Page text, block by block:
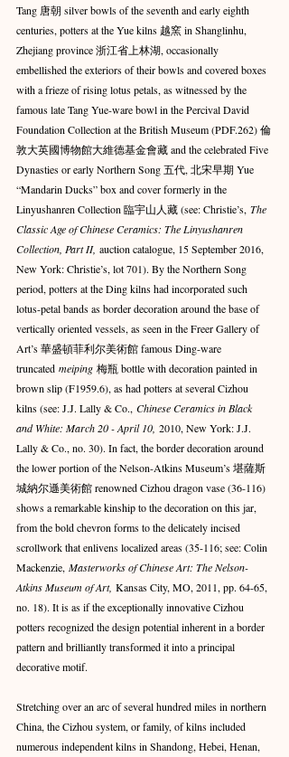
Tang 唐朝 silver bowls of the seventh and early eighth
centuries, potters at the Yue kilns 越窯 in Shanglinhu,
Zhejiang province 浙江省上林湖, occasionally
embellished the exteriors of their bowls and covered boxes
with a frieze of rising lotus petals, as witnessed by the
famous late Tang Yue-ware bowl in the Percival David
Foundation Collection at the British Museum (PDF.262) 倫
敦大英國博物館大維德基金會藏 and the celebrated Five
Dynasties or early Northern Song 五代, 北宋早期 Yue
“Mandarin Ducks” box and cover formerly in the
Linyushanren Collection 臨宇山人藏 (see: Christie’s, The
Classic Age of Chinese Ceramics: The Linyushanren
Collection, Part II, auction catalogue, 15 September 2016,
New York: Christie’s, lot 701). By the Northern Song
period, potters at the Ding kilns had incorporated such
lotus-petal bands as border decoration around the base of
vertically oriented vessels, as seen in the Freer Gallery of
Art’s 華盛頓菲利尔美術館 famous Ding-ware
truncated meiping 梅瓶 bottle with decoration painted in
brown slip (F1959.6), as had potters at several Cizhou
kilns (see: J.J. Lally & Co., Chinese Ceramics in Black
and White: March 20 - April 10, 2010, New York: J.J.
Lally & Co., no. 30). In fact, the border decoration around
the lower portion of the Nelson-Atkins Museum’s 堪薩斯
城納尔遜美術館 renowned Cizhou dragon vase (36-116)
shows a remarkable kinship to the decoration on this jar,
from the bold chevron forms to the delicately incised
scrollwork that enlivens localized areas (35-116; see: Colin
Mackenzie, Masterworks of Chinese Art: The Nelson-
Atkins Museum of Art, Kansas City, MO, 2011, pp. 64-65,
no. 18). It is as if the exceptionally innovative Cizhou
potters recognized the design potential inherent in a border
pattern and brilliantly transformed it into a principal
decorative motif.
Stretching over an arc of several hundred miles in northern
China, the Cizhou system, or family, of kilns included
numerous independent kilns in Shandong, Hebei, Henan,